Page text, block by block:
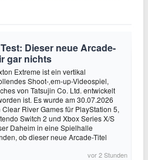
Dieser neue Arcade-
gar nichts
Extreme ist ein vertikal
Shoot-‚em-up-Videospiel,
von Tatsujin Co. Ltd. entwickelt
ist. Es wurde am 30.07.2026
Clear River Games für PlayStation 5,
Switch 2 und Xbox Series X/S
Daheim in eine Spielhalle
ob dieser neue Arcade-Titel
vor 2 Stunden